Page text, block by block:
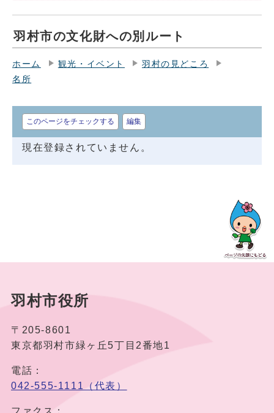
羽村市の文化財への別ルート
ホーム 観光・イベント
羽村の見どころ
名所
このページをチェックする 編集
現在登録されていません。
羽村市役所
〒205-8601
東京都羽村市緑ヶ丘5丁目2番地1
電話：
042-555-1111（代表）